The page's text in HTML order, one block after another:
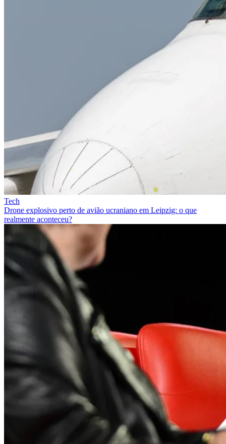
Tech
Drone explosivo perto de avião ucraniano em Leipzig: o que
realmente aconteceu?